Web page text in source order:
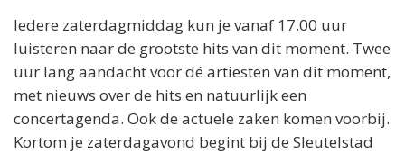
Iedere zaterdagmiddag kun je vanaf 17.00 uur
luisteren naar de grootste hits van dit moment. Twee
uur lang aandacht voor dé artiesten van dit moment,
met nieuws over de hits en natuurlijk een
concertagenda. Ook de actuele zaken komen voorbij.
Kortom je zaterdagavond begint bij de Sleutelstad